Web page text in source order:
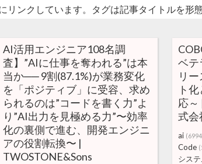
ンクしています。タグは記事タイトルを形
AI活用エンジニア108名調
査】”AIに仕事を奪われる”は本
当か── 9割(87.1%)が業務変化
を「ポジティブ」に受容、求め
られるのは”コードを書く力”よ
り”AI出力を見極める力”〜効率
化の裏側で進む、開発エンジニ
アの役割転換〜 |
TWOSTONE&Sons
ベテ
リ
ト
応～
式会
ai
Code
シス